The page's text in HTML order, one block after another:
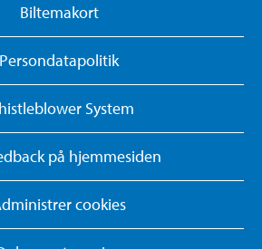
Biltemakort
Persondatapolitik
System
på hjemmesiden
cookies